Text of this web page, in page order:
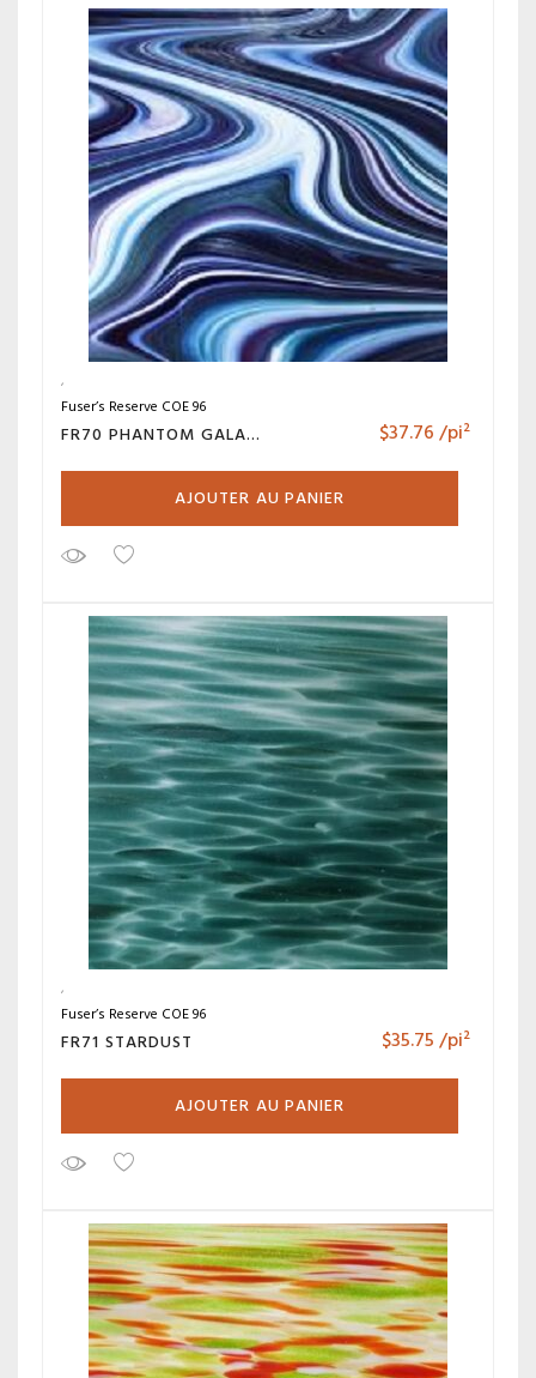
Fuser’s Reserve COE 96
FR70 PHANTOM GALAXY $37.76/pi²
AJOUTER AU PANIER
Fuser’s Reserve COE 96
FR71 STARDUST $35.75/pi²
AJOUTER AU PANIER